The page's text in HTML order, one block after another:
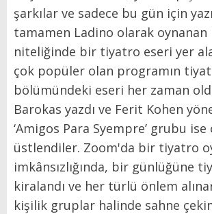
şarkılar ve sadece bu gün için
tamamen Ladino olarak oynanan
niteliğinde bir tiyatro eseri yer
çok popüler olan programın
bölümündeki eseri her zaman
Barokas yazdı ve Ferit Kohen
‘Amigos Para Syempre’ grubu
üstlendiler. Zoom'da bir tiyatro
imkânsızlığında, bir günlüğüne
kiralandı ve her türlü önlem
kişilik gruplar halinde sahne